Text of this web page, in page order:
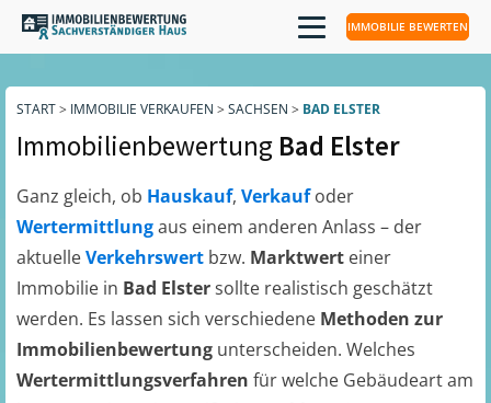
IMMOBILIE BEWERTEN
START> IMMOBILIE VERKAUFEN > SACHSEN > BAD ELSTER
Immobilienbewertung Bad Elster
Ganz gleich, ob Hauskauf, Verkaufoder
Wertermittlungaus einem anderen Anlass – der
aktuelleVerkehrswert bzw. Marktwert einer
Immobilie in Bad Elstersollte realistisch geschätzt
werden. Es lassen sich verschiedene Methoden zur
Immobilienbewertung unterscheiden. Welches
Wertermittlungsverfahren für welche Gebäudeart am